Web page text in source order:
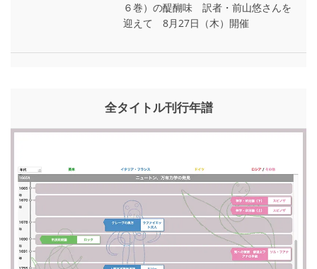
６巻）の醍醐味 訳者・前山悠さんを
迎えて 8月27日（木）開催
全タイトル刊行年譜